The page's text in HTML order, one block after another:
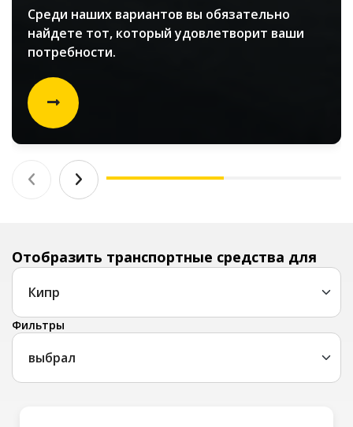
Среди наших вариантов вы обязательно
найдете тот, который удовлетворит ваши
потребности.
Отобразить транспортные средства для
Фильтры
выбрал